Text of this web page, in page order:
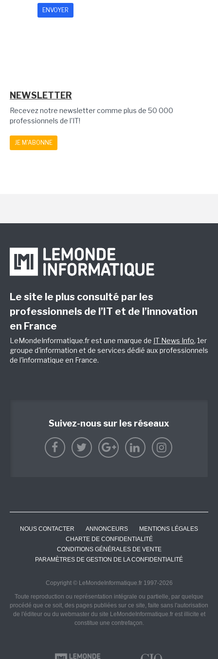
NEWSLETTER
Recevez notre newsletter comme plus de 50 000
professionnels de l'IT!
JE M'ABONNE
Le site le plus consulté par les
professionnels de l’IT et de l’innovation
en France
LeMondeInformatique.fr est une marque de IT News Info, 1er
groupe d'information et de services dédié aux professionnels
de l'informatique en France.
Suivez-nous sur les réseaux
NOUS CONTACTER ANNONCEURS
MENTIONS LÉGALES
CHARTE DE CONFIDENTIALITÉ
CONDITIONS GÉNÉRALES DE VENTE
PARAMÈTRES DE GESTION DE LA CONFIDENTIALITÉ
Copyright © LeMondeInformatique.fr 1997-2026
Toute reproduction ou représentation intégrale ou partielle, par quelque
procédé que ce soit, des pages publiées sur ce site, faite sans l'autorisation
de l'éditeur ou du webmaster du site LeMondeInformatique.fr est illicite et
constitue une contrefaçon.